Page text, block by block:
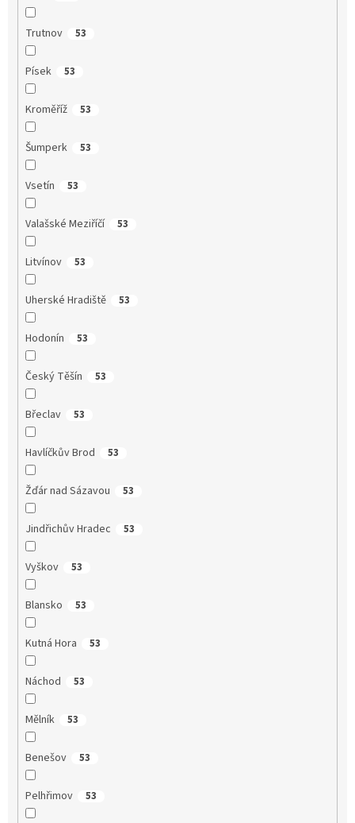
Trutnov 53
Písek 53
Kroměříž 53
Šumperk 53
Vsetín 53
Valašské Meziříčí 53
Litvínov 53
Uherské Hradiště 53
Hodonín 53
Český Těšín 53
Břeclav 53
Havlíčkův Brod 53
Žďár nad Sázavou 53
Jindřichův Hradec 53
Vyškov 53
Blansko 53
Kutná Hora 53
Náchod 53
Mělník 53
Benešov 53
Pelhřimov 53